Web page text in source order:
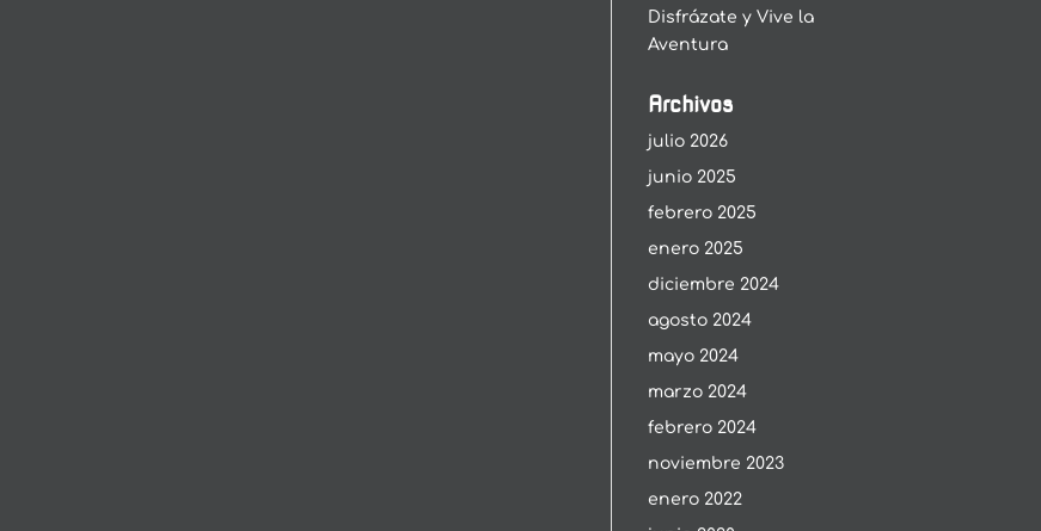
Disfrázate y Vive la
Aventura
Archivos
julio 2026
junio 2025
febrero 2025
enero 2025
diciembre 2024
agosto 2024
mayo 2024
marzo 2024
febrero 2024
noviembre 2023
enero 2022